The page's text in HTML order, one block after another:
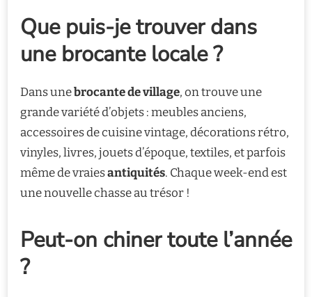
Que puis-je trouver dans
une brocante locale ?
Dans unebrocante de village, on trouve une
grande variété d’objets : meubles anciens,
accessoires de cuisine vintage, décorations rétro,
vinyles, livres, jouets d’époque, textiles, et parfois
même de vraiesantiquités. Chaque week-end est
une nouvelle chasse au trésor !
Peut-on chiner toute l’année
?